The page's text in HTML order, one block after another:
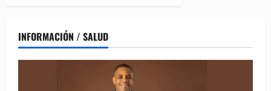
INFORMACIÓN / SALUD